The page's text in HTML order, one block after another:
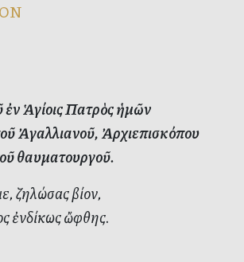
Ἁγίοις Πατρὸς ἡμῶν
Ἀγαλλιανοῦ, Ἀρχιεπισκόπου
θαυματουργοῦ.
ζηλώσας βίον,
ἐνδίκως ὤφθης.